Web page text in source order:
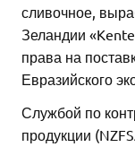
сливочное,
Зеландии
права на
Евразийского
Службой по
продукции